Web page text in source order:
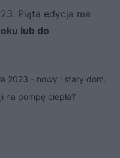
Piąta edycja ma
lub do
2023 - nowy i stary dom.
na pompę ciepła?